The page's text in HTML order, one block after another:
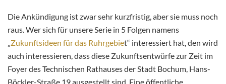
Die Ankündigung ist zwar sehr kurzfristig, aber sie muss noch
raus. Wer sich für unsere Serie in 5 Folgen namens
„Zukunftsideen für das Ruhrgebiet“ interessiert hat, den wird
auch interessieren, dass diese Zukunftsentwürfe zur Zeit im
Foyer des Technischen Rathauses der Stadt Bochum, Hans-
Böckler-Straße 19 ausgestellt sind. Eine öffentliche